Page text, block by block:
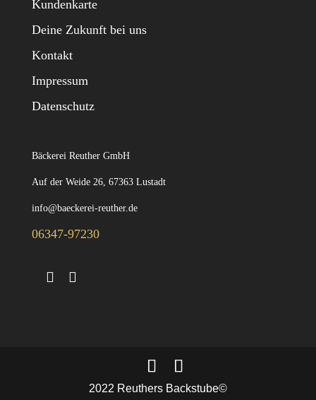
Kundenkarte
Deine Zukunft bei uns
Kontakt
Impressum
Datenschutz
Bäckerei Reuther GmbH
Auf der Weide 26, 67363 Lustadt
info@baeckerei-reuther.de
06347-97230
2022 Reuthers Backstube©